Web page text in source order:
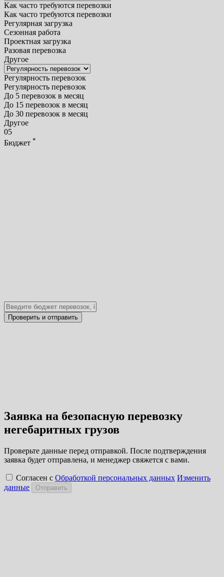
Как часто требуются перевозки
Как часто требуются перевозки
Регулярная загрузка
Сезонная работа
Проектная загрузка
Разовая перевозка
Другое
Регулярность перевозок
Регулярность перевозок
До 5 перевозок в месяц
До 15 перевозок в месяц
До 30 перевозок в месяц
Другое
05
Бюджет *
Заявка на безопасную перевозку
негебаритных грузов
Проверьте данные перед отправкой. После подтверждения
заявка будет отправлена, и менеджер свяжется с вами.
Согласен с Обработкой персональных данных Изменить
данные
Отправить